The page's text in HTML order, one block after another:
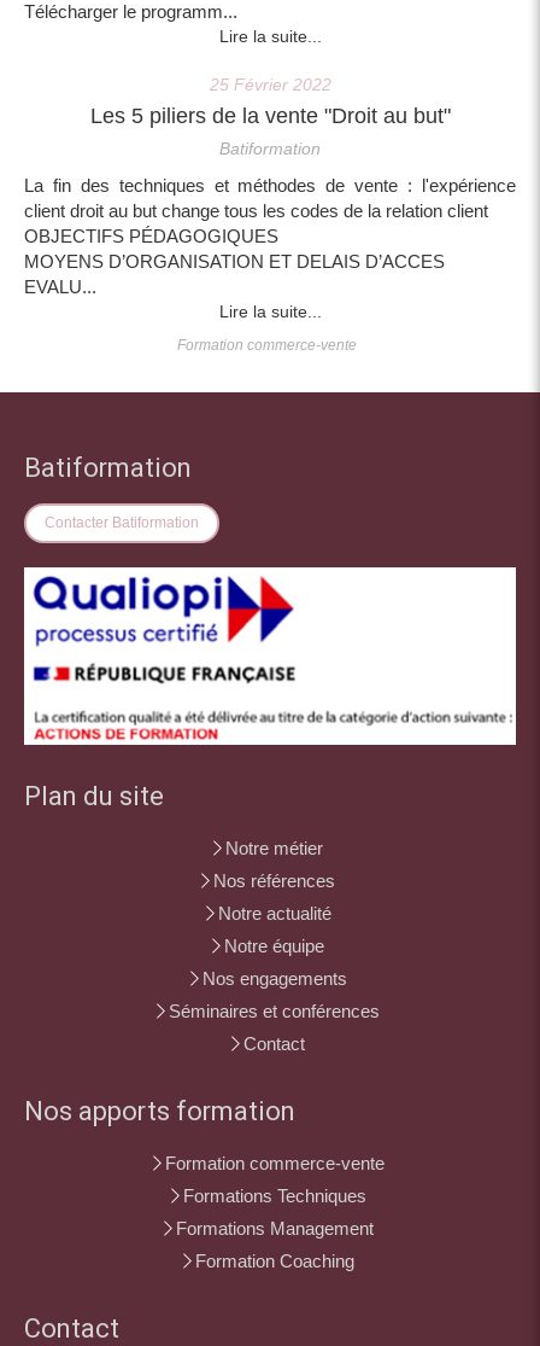
Télécharger le programm...
Lire la suite...
25 Février 2022
Les 5 piliers de la vente "Droit au but"
Batiformation
La fin des techniques et méthodes de vente : l'expérience
client droit au but change tous les codes de la relation client
OBJECTIFS PÉDAGOGIQUES
MOYENS D’ORGANISATION ET DELAIS D’ACCES
EVALU...
Lire la suite...
Formation commerce-vente
Batiformation
Contacter Batiformation
Plan du site
Notre métier
Nos références
Notre actualité
Notre équipe
Nos engagements
Séminaires et conférences
Contact
Nos apports formation
Formation commerce-vente
Formations Techniques
Formations Management
Formation Coaching
Contact